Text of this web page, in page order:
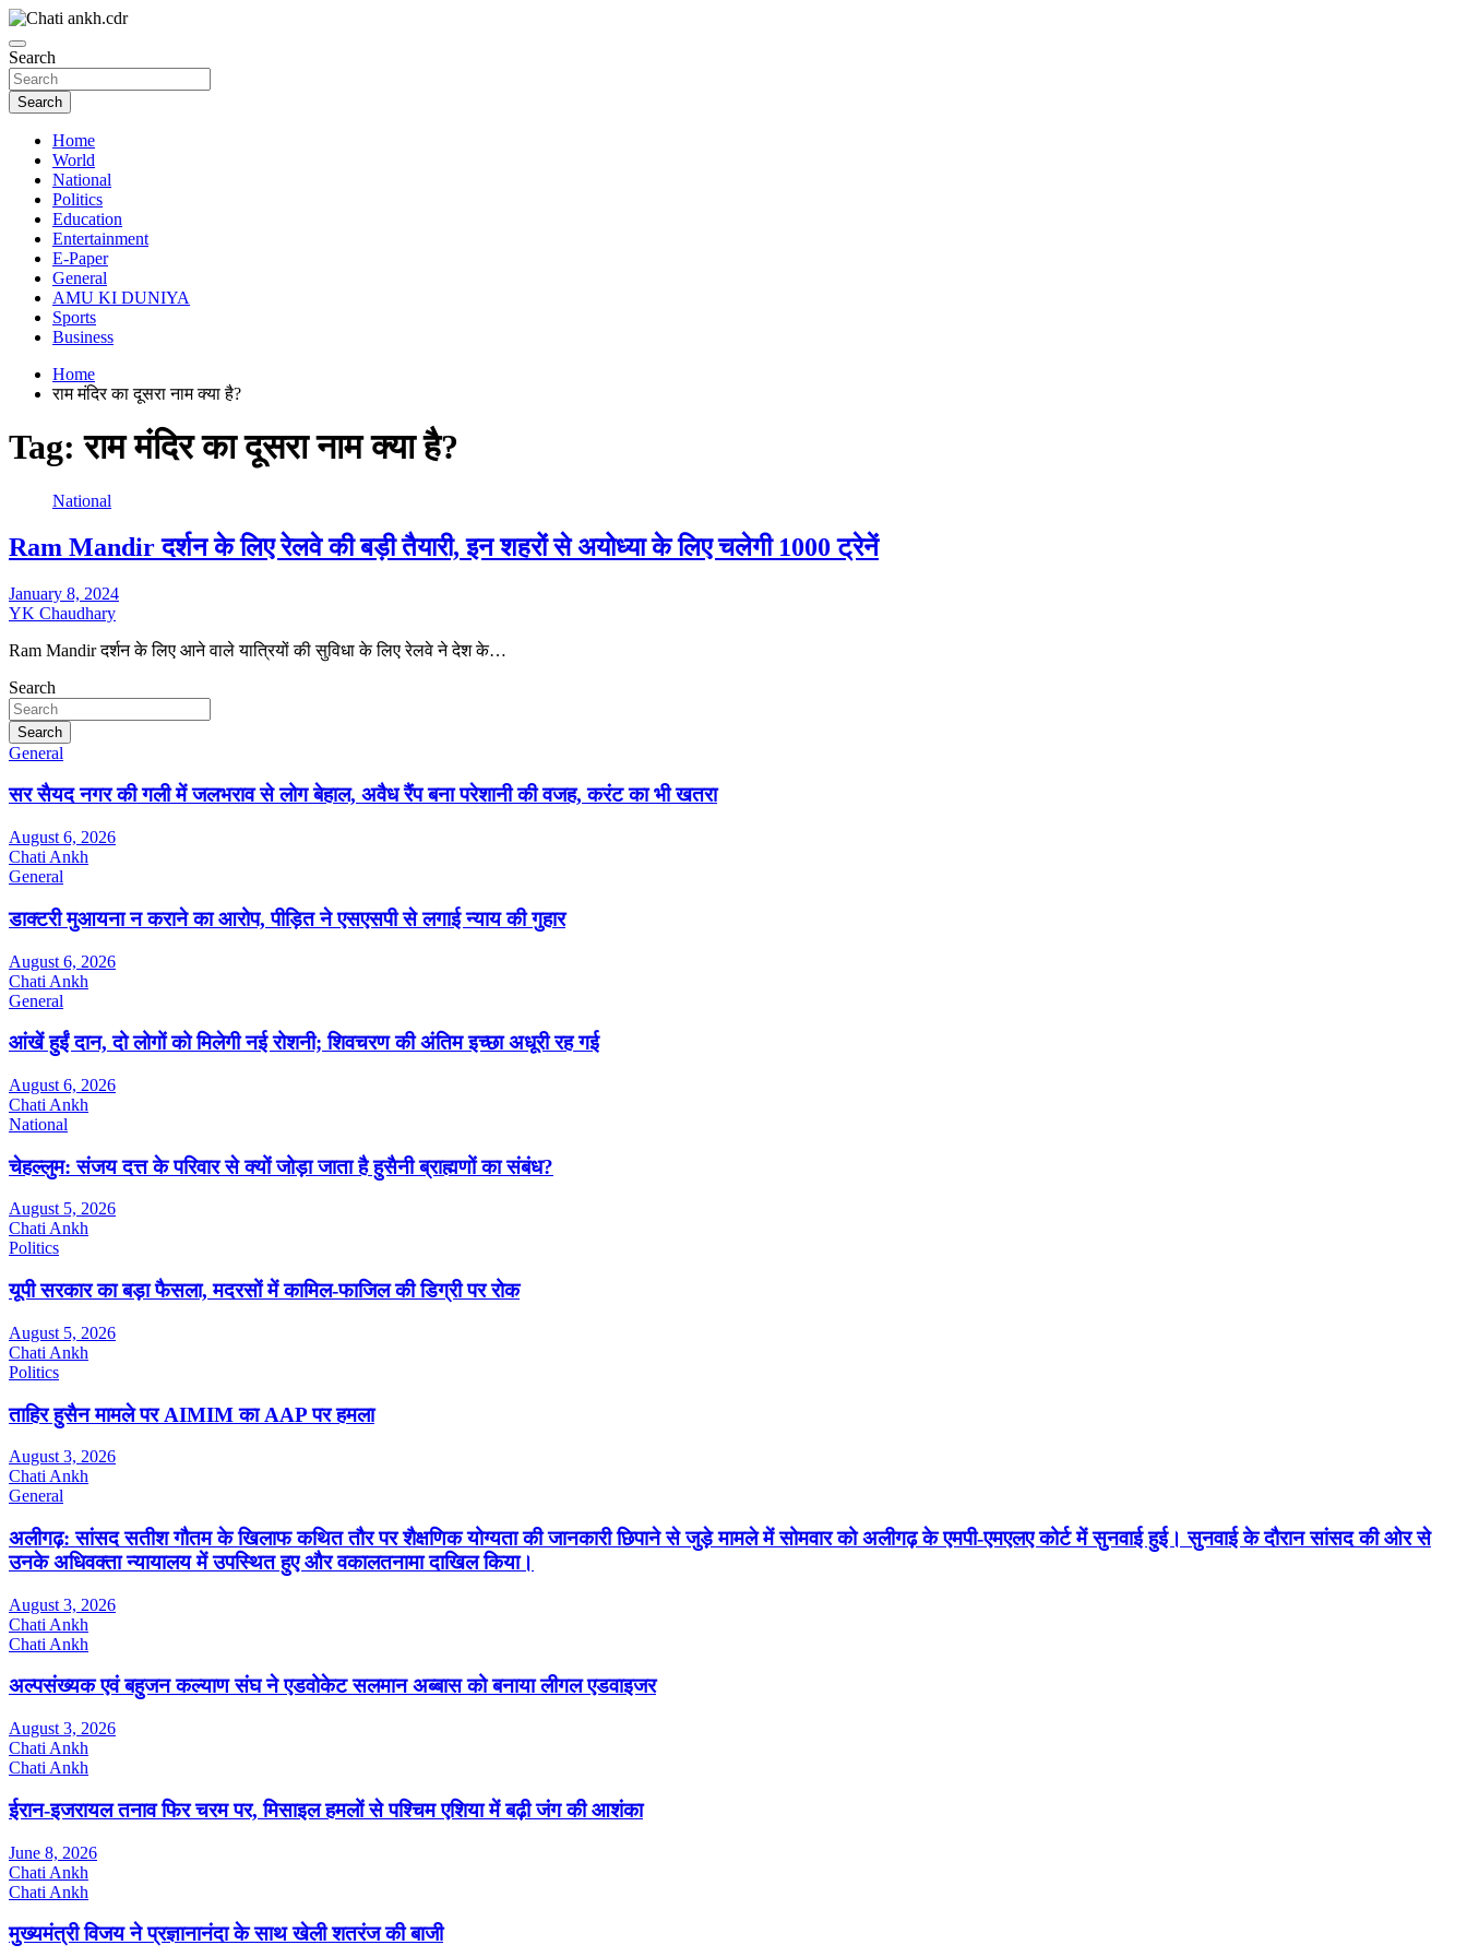
Skip
to
content
Chatiankh
News Paper
Search
Search
Home
World
National
Politics
Education
Entertainment
E-Paper
General
AMU KI DUNIYA
Sports
Business
Home
राम मंदिर का दूसरा नाम क्या है?
Tag:राम मंदिर का दूसरा नाम क्या है?
National
Ram Mandir दर्शन के लिए रेलवे की बड़ी तैयारी, इन शहरों से अयोध्या के लिए चलेगी 1000 ट्रेनें
January 8, 2024
YK Chaudhary
Ram Mandir दर्शन के लिए आने वाले यात्रियों की सुविधा के लिए रेलवे ने देश के…
Search
Search
General
सर सैयद नगर की गली में जलभराव से लोग बेहाल, अवैध रैंप बना परेशानी की वजह, करंट का भी खतरा
August 6, 2026
Chati Ankh
General
डाक्टरी मुआयना न कराने का आरोप, पीड़ित ने एसएसपी से लगाई न्याय की गुहार
August 6, 2026
Chati Ankh
General
आंखें हुईं दान, दो लोगों को मिलेगी नई रोशनी; शिवचरण की अंतिम इच्छा अधूरी रह गई
August 6, 2026
Chati Ankh
National
चेहल्लुम: संजय दत्त के परिवार से क्यों जोड़ा जाता है हुसैनी ब्राह्मणों का संबंध?
August 5, 2026
Chati Ankh
Politics
यूपी सरकार का बड़ा फैसला, मदरसों में कामिल-फाजिल की डिग्री पर रोक
August 5, 2026
Chati Ankh
Politics
ताहिर हुसैन मामले पर AIMIM का AAP पर हमला
August 3, 2026
Chati Ankh
General
अलीगढ़: सांसद सतीश गौतम के खिलाफ कथित तौर पर शैक्षणिक योग्यता की जानकारी छिपाने से जुड़े मामले में सोमवार को अलीगढ़ के एमपी-एमएलए कोर्ट में सुनवाई हुई। सुनवाई के दौरान सांसद की ओर से
उनके अधिवक्ता न्यायालय में उपस्थित हुए और वकालतनामा दाखिल किया।
August 3, 2026
Chati Ankh
Chati Ankh
अल्पसंख्यक एवं बहुजन कल्याण संघ ने एडवोकेट सलमान अब्बास को बनाया लीगल एडवाइजर
August 3, 2026
Chati Ankh
Chati Ankh
ईरान-इजरायल तनाव फिर चरम पर, मिसाइल हमलों से पश्चिम एशिया में बढ़ी जंग की आशंका
June 8, 2026
Chati Ankh
Chati Ankh
मुख्यमंत्री विजय ने प्रज्ञानानंदा के साथ खेली शतरंज की बाजी